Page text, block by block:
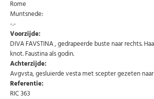
Rome
Muntsnede:
-.-
Voorzijde:
DIVA FAVSTINA , gedrapeerde buste naar rechts.
knot. Faustina als godin.
Achterzijde:
Avgvsta, gesluierde vesta met scepter gezeten
Referentie:
RIC 363